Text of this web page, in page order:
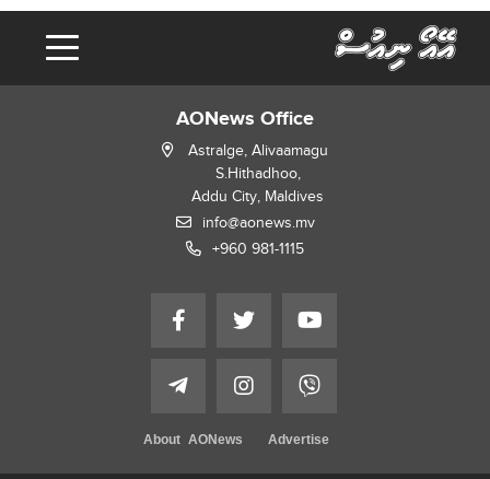
AONews Office
Astralge, Alivaamagu
S.Hithadhoo,
Addu City, Maldives
info@aonews.mv
+960 981-1115
About AONews Advertise